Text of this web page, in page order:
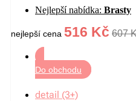
ochranou odstín 17W
French Vanilla 18 g
Nejlepší nabídka: Brasty
nejlepší cena 516 Kč 607
Do obchodu
detail (3+)